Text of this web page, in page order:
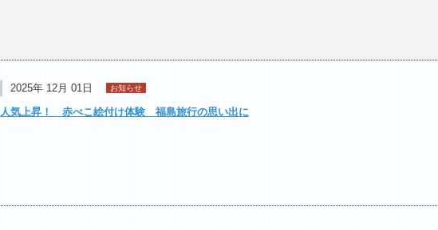
2025年 12月 01日 お知らせ
人気上昇！ 赤べこ絵付け体験 福島旅行の思い出に